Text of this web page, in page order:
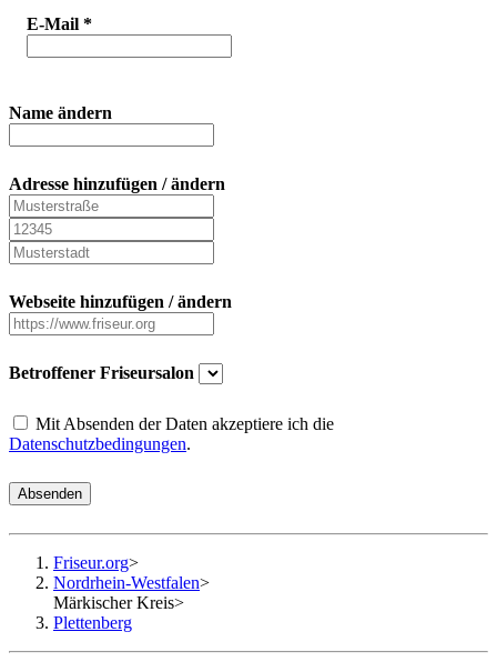
E-Mail *
Name ändern
Adresse hinzufügen / ändern
Webseite hinzufügen / ändern
Betroffener Friseursalon
Mit Absenden der Daten akzeptiere ich die
Datenschutzbedingungen.
Absenden
Friseur.org>
Nordrhein-Westfalen>
Märkischer Kreis>
Plettenberg